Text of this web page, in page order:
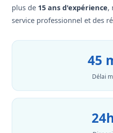
plus de 15 ans d'expérience,
service professionnel et des
45
Délai